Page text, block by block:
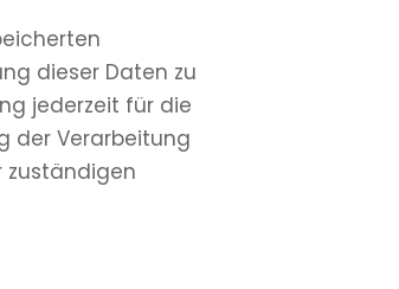
dieser Daten zu
jederzeit für die
der Verarbeitung
zuständigen